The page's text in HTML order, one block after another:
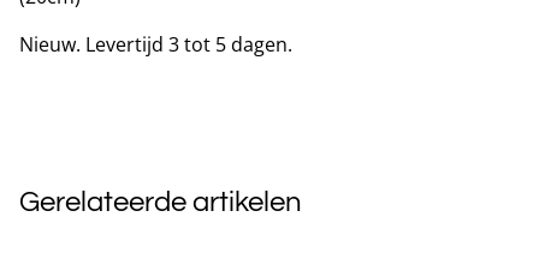
Nieuw. Levertijd 3 tot 5 dagen.
Gerelateerde artikelen